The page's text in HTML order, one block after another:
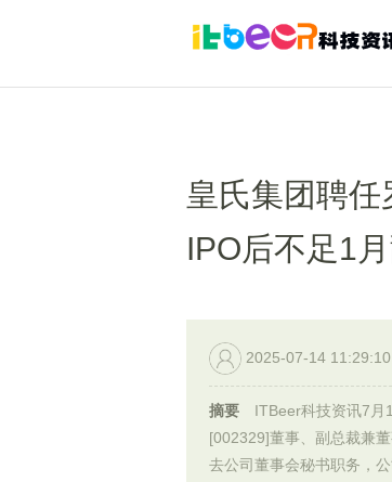
皇氏集团聘
IPO后不足1
2025-07-14 11:29:10
摘要
ITBeer科技资讯7月
[002329]董事、副总裁兼
去公司董事会秘书职务，公